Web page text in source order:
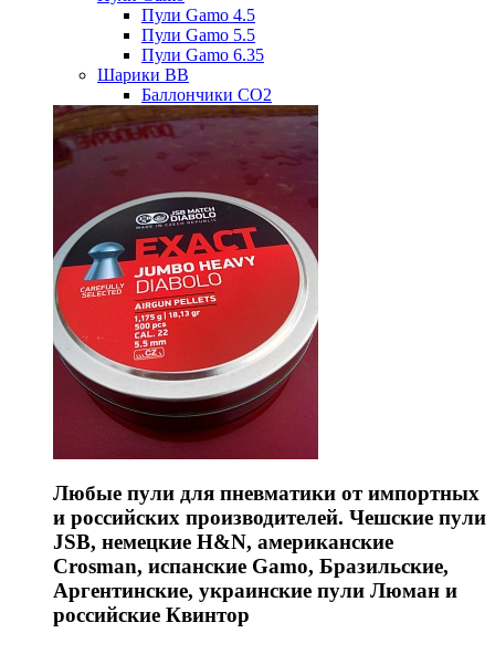
Пули Gamo 4.5
Пули Gamo 5.5
Пули Gamo 6.35
Шарики BB
Баллончики CO2
Любые пули для пневматики от импортных
и российских производителей. Чешские пули
JSB, немецкие H&N, американские
Crosman, испанские Gamo, Бразильские,
Аргентинские, украинские пули Люман и
российские Квинтор